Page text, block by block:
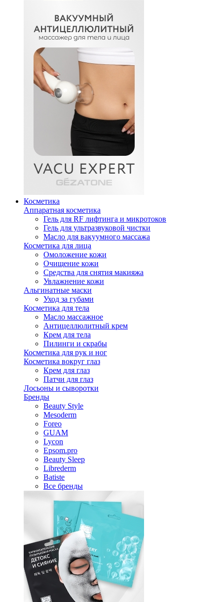
Косметика
Аппаратная косметика
Гель для RF лифтинга и микротоков
Гель для ультразвуковой чистки
Масло для вакуумного массажа
Косметика для лица
Омоложение кожи
Очищение кожи
Средства для снятия макияжа
Увлажнение кожи
Альгинатные маски
Уход за губами
Косметика для тела
Масло массажное
Антицеллюлитный крем
Крем для тела
Пилинги и скрабы
Косметика для рук и ног
Косметика вокруг глаз
Крем для глаз
Патчи для глаз
Лосьоны и сыворотки
Бренды
Beauty Style
Mesoderm
Foreo
GUAM
Lycon
Epsom.pro
Beauty Sleep
Librederm
Batiste
Все бренды